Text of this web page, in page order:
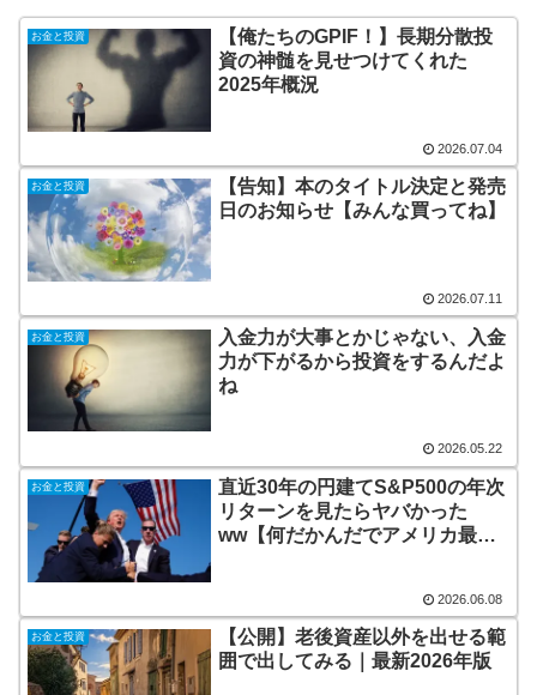
お金と投資
【俺たちのGPIF！】長期分散投
資の神髄を見せつけてくれた
2025年概況
2026.07.04
お金と投資
【告知】本のタイトル決定と発売
日のお知らせ【みんな買ってね】
2026.07.11
お金と投資
入金力が大事とかじゃない、入金
力が下がるから投資をするんだよ
ね
2026.05.22
お金と投資
直近30年の円建てS&P500の年次
リターンを見たらヤバかった
ww【何だかんだでアメリカ最強
2026.06.08
お金と投資
【公開】老後資産以外を出せる範
囲で出してみる｜最新2026年版